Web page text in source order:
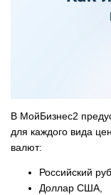
В МойБизнес2
для каждого вида
валют:
Российский
Доллар США,